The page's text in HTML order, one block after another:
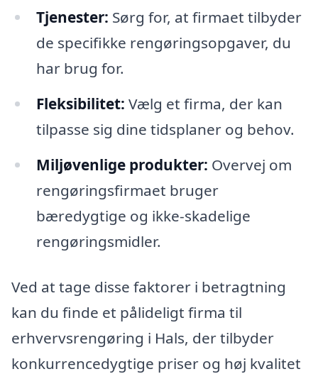
Tjenester: Sørg for, at firmaet tilbyder
de specifikke rengøringsopgaver, du
har brug for.
Fleksibilitet: Vælg et firma, der kan
tilpasse sig dine tidsplaner og behov.
Miljøvenlige produkter: Overvej om
rengøringsfirmaet bruger
bæredygtige og ikke-skadelige
rengøringsmidler.
Ved at tage disse faktorer i betragtning
kan du finde et pålideligt firma til
erhvervsrengøring i Hals, der tilbyder
konkurrencedygtige priser og høj kvalitet